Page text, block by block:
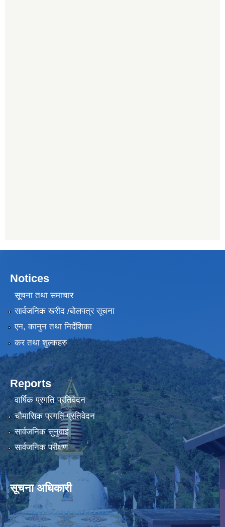
Notices
सूचना तथा समाचार
सार्वजनिक खरीद /बोलपत्र सूचना
एन, कानुन तथा निर्देशिका
कर तथा शुल्कहरु
Reports
वार्षिक प्रगति प्रतिवेदन
चौमासिक प्रगति प्रतिवेदन
सार्वजनिक सुनुवाई
सार्वजनिक परीक्षण
सूचना अधिकारी